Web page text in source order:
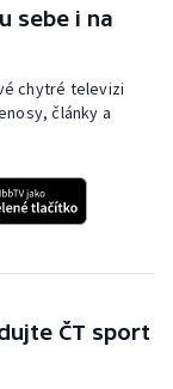
sebe i na
chytré televizi
články a
ČT sport